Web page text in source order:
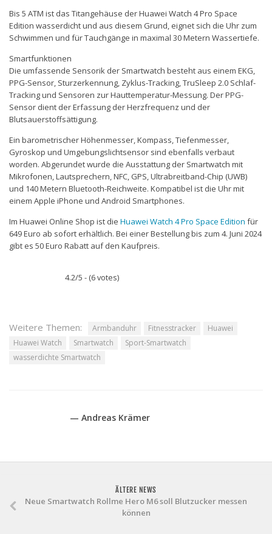
Bis 5 ATM ist das Titangehäuse der Huawei Watch 4 Pro Space
Edition wasserdicht und aus diesem Grund, eignet sich die Uhr zum
Schwimmen und für Tauchgänge in maximal 30 Metern Wassertiefe.
Smartfunktionen
Die umfassende Sensorik der Smartwatch besteht aus einem EKG,
PPG-Sensor, Sturzerkennung, Zyklus-Tracking, TruSleep 2.0 Schlaf-
Tracking und Sensoren zur Hauttemperatur-Messung. Der PPG-
Sensor dient der Erfassung der Herzfrequenz und der
Blutsauerstoffsättigung.
Ein barometrischer Höhenmesser, Kompass, Tiefenmesser,
Gyroskop und Umgebungslichtsensor sind ebenfalls verbaut
worden. Abgerundet wurde die Ausstattung der Smartwatch mit
Mikrofonen, Lautsprechern, NFC, GPS, Ultrabreitband-Chip (UWB)
und 140 Metern Bluetooth-Reichweite. Kompatibel ist die Uhr mit
einem Apple iPhone und Android Smartphones.
Im Huawei Online Shop ist die Huawei Watch 4 Pro Space Edition für
649 Euro ab sofort erhältlich. Bei einer Bestellung bis zum 4. Juni 2024
gibt es 50 Euro Rabatt auf den Kaufpreis.
4.2/5 - (6 votes)
Weitere Themen: Armbanduhr Fitnesstracker
Huawei
Huawei Watch
Smartwatch
Sport-Smartwatch
wasserdichte Smartwatch
— Andreas Krämer
ÄLTERE NEWS
Neue Smartwatch Rollme Hero M6 soll Blutzucker messen
können